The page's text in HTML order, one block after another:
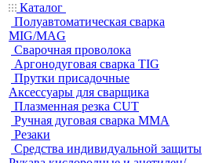
Каталог
Полуавтоматическая сварка
MIG/MAG
Cварочная проволока
Аргонодуговая сварка TIG
Прутки присадочные
Аксессуары для сварщика
Плазменная резка CUT
Ручная дуговая сварка MMA
Резаки
Средства индивидуальной защиты